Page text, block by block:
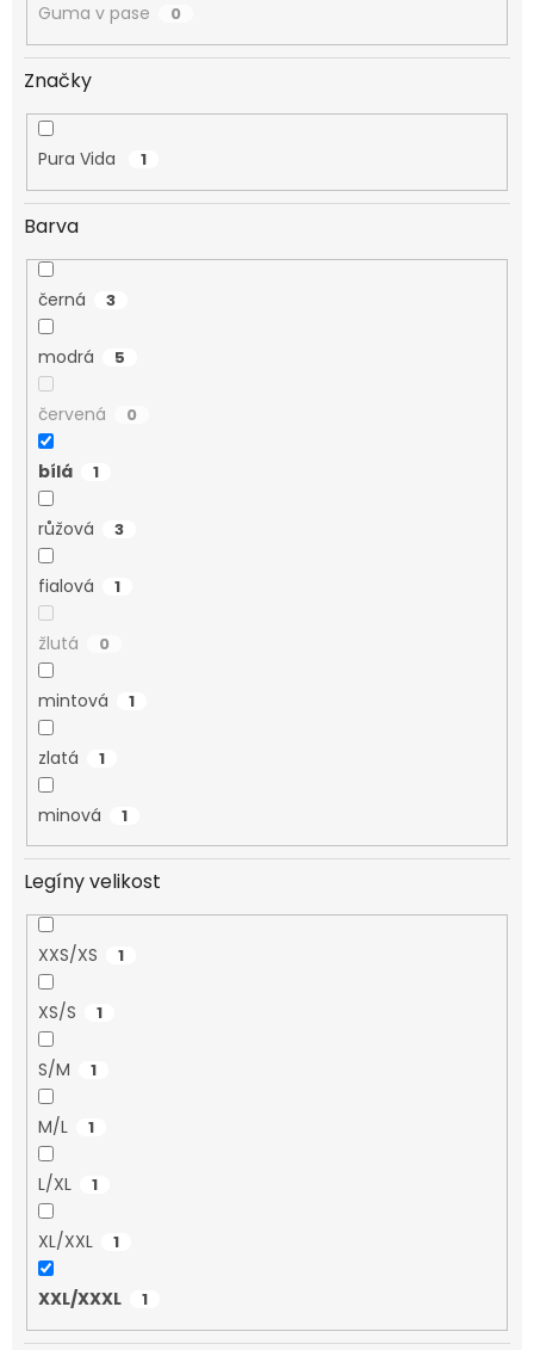
Guma v pase 0
Značky
Pura Vida 1
Barva
černá 3
modrá 5
červená 0
bílá 1
růžová 3
fialová 1
žlutá 0
mintová 1
zlatá 1
minová 1
Legíny velikost
XXS/XS 1
XS/S 1
S/M 1
M/L 1
L/XL 1
XL/XXL 1
XXL/XXXL 1